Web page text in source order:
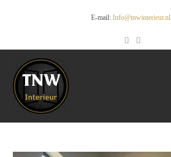
E-mail: Info@tnwinterieur.nl